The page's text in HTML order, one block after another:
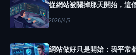
坑
】
客
戶
從網站被關掉那天開始，這
2026/4/6
網站做好只是開始：我平常